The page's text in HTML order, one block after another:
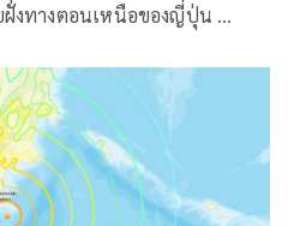
งทางตอนเหนือของญี่ปุ่น …